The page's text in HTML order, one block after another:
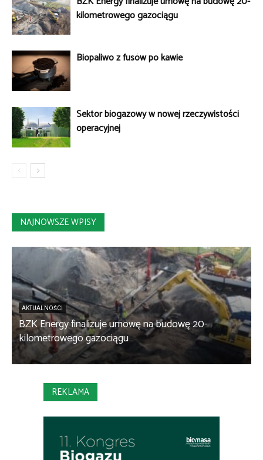
kilometrowego gazociągu
Biopaliwo z fusów po kawie
Sektor biogazowy w nowej rzeczywistości
operacyjnej
NAJNOWSZE WPISY
AKTUALNOŚCI
BZK Energy finalizuje umowę na budowę 20-
kilometrowego gazociągu
REKLAMA